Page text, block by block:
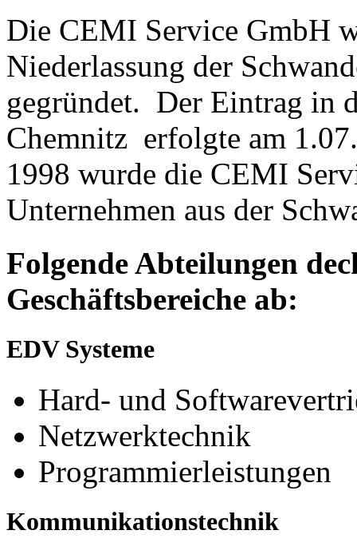
Die CEMI Service GmbH
Niederlassung der
gegründet. Der Eintrag in
Chemnitz erfolgte am
1998 wurde die CEMI
Unternehmen aus der
Folgende Abteilungen
Geschäftsbereiche ab:
EDV Systeme
Hard- und
Netzwerktechnik
Programmierleistungen
Kommunikationstechnik